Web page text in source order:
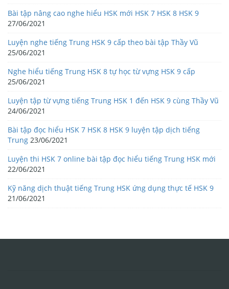
Bài tập nâng cao nghe hiểu HSK mới HSK 7 HSK 8 HSK 9
27/06/2021
Luyện nghe tiếng Trung HSK 9 cấp theo bài tập Thầy Vũ
25/06/2021
Nghe hiểu tiếng Trung HSK 8 tự học từ vựng HSK 9 cấp
25/06/2021
Luyện tập từ vựng tiếng Trung HSK 1 đến HSK 9 cùng Thầy Vũ
24/06/2021
Bài tập đọc hiểu HSK 7 HSK 8 HSK 9 luyện tập dịch tiếng
Trung 23/06/2021
Luyện thi HSK 7 online bài tập đọc hiểu tiếng Trung HSK mới
22/06/2021
Kỹ năng dịch thuật tiếng Trung HSK ứng dụng thực tế HSK 9
21/06/2021